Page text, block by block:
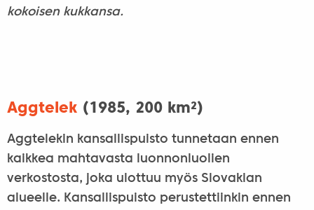
kokoisen kukkansa.
Aggtelek(1985, 200 km²)
Aggtelekin kansallispuisto tunnetaan ennen
kaikkea mahtavasta luonnonluolien
verkostosta, joka ulottuu myös Slovakian
alueelle. Kansallispuisto perustettiinkin ennen